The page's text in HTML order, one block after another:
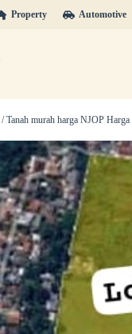
Property Automotive
/ Tanah murah harga NJOP